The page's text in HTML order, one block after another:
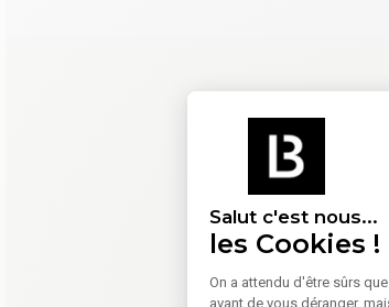
Salut c'est nous...
les Cookies !
On a attendu d'être sûrs
avant de vous déranger,